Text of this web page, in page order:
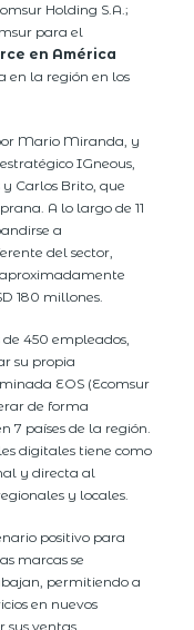
Holding S.A.;
para el
en América
en la región en los
Mario Miranda, y
IGneous,
Carlos Brito, que
A lo largo de 11
a
del sector,
180 millones.
450 empleados,
su propia
EOS (Ecomsur
de forma
7 países de la región.
digitales tiene como
y directa al
y locales.
positivo para
marcas se
permitiendo a
en nuevos
ventas.